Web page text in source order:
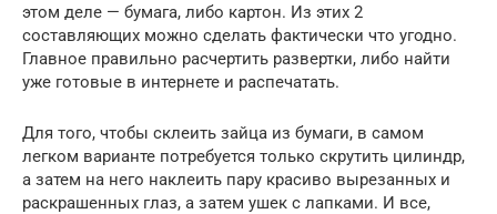
этом деле — бумага, либо картон. Из этих 2
составляющих можно сделать фактически что угодно.
Главное правильно расчертить развертки, либо найти
уже готовые в интернете и распечатать.
Для того, чтобы склеить зайца из бумаги, в самом
легком варианте потребуется только скрутить цилиндр,
а затем на него наклеить пару красиво вырезанных и
раскрашенных глаз, а затем ушек с лапками. И все,